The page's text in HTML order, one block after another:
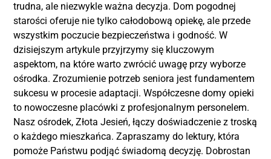
trudna, ale niezwykle ważna decyzja. Dom pogodnej
starości oferuje nie tylko całodobową opiekę, ale przede
wszystkim poczucie bezpieczeństwa i godność. W
dzisiejszym artykule przyjrzymy się kluczowym
aspektom, na które warto zwrócić uwagę przy wyborze
ośrodka. Zrozumienie potrzeb seniora jest fundamentem
sukcesu w procesie adaptacji. Współczesne domy opieki
to nowoczesne placówki z profesjonalnym personelem.
Nasz ośrodek, Złota Jesień, łączy doświadczenie z troską
o każdego mieszkańca. Zapraszamy do lektury, która
pomoże Państwu podjąć świadomą decyzję. Dobrostan